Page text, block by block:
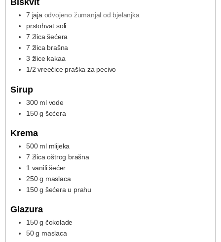
Biskvit
7 jaja odvojeno žumanjal od bjelanjka
prstohvat soli
7 žlica šećera
7 žlica brašna
3 žlice kakaa
1/2 vreećice praška za pecivo
Sirup
300 ml vode
150 g šećera
Krema
500 ml mlijeka
7 žlica oštrog brašna
1 vanili šećer
250 g maslaca
150 g šećera u prahu
Glazura
150 g čokolade
50 g maslaca